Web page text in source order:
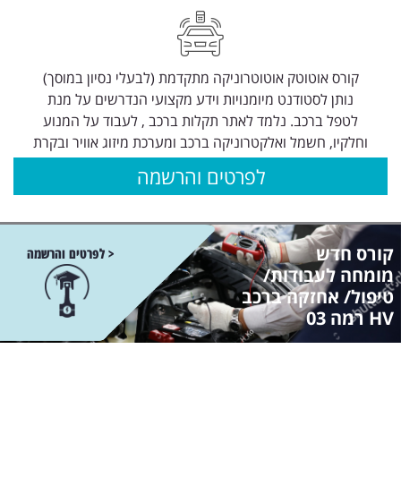
קורס אוטוטק אוטוטרוניקה מתקדמת (לבעלי נסיון במוסך)
נותן לסטודנט מיומנויות וידע מקצועי הנדרשים על מנת
לטפל ברכב. נלמד לאתר תקלות ברכב , לעבוד על המנוע
וחלקיו, חשמל ואלקטרוניקה ברכב ומערכת מיזוג אוויר ובקרת
לפרטים והרשמה
< לפרטים והרשמה
קורס חדש
מומחה לעבודות/
טיפול/ אחזקה ברכב
HV רמה 03